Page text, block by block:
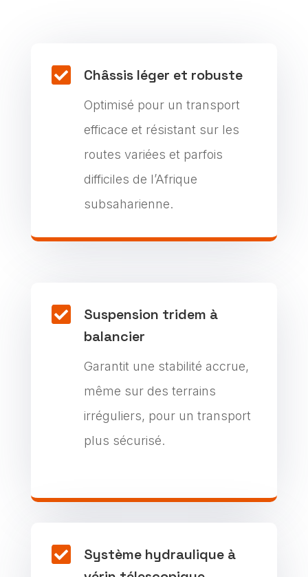
 Châssis léger et robuste
Optimisé pour un transport
efficace et résistant sur les
routes variées et parfois
difficiles de l’Afrique
subsaharienne.

Suspension tridem à
balancier
Garantit une stabilité accrue,
même sur des terrains
irréguliers, pour un transport
plus sécurisé.

Système hydraulique à